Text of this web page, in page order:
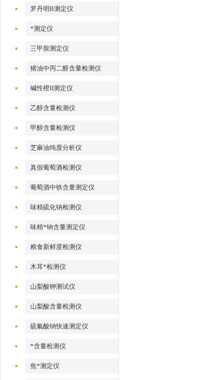
罗丹明B测定仪
*测定仪
三甲胺测定仪
猪油中丙二醛含量检测仪
碱性橙II测定仪
乙醇含量检测仪
甲醇含量检测仪
芝麻油纯度分析仪
真假葡萄酒检测仪
葡萄酒中铁含量测定仪
味精硫化钠检测仪
味精*钠含量测定仪
粮食新鲜度检测仪
木耳*检测仪
山梨酸钾测试仪
山梨酸含量检测仪
硫氰酸钠快速测定仪
*含量检测仪
焦*测定仪